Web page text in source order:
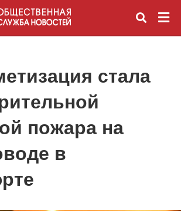
стала
пожара на
в